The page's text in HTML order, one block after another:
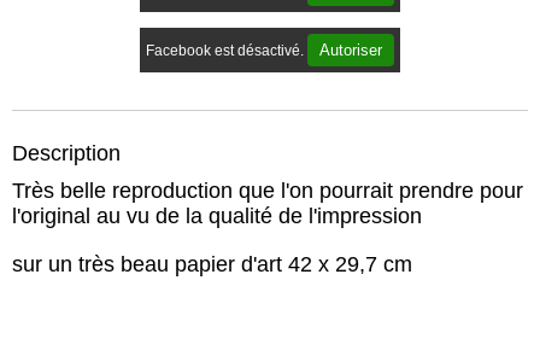
Facebook est désactivé. Autoriser
Description
Très belle reproduction que l'on pourrait prendre pour
l'original au vu de la qualité de l'impression
sur un très beau papier d'art 42 x 29,7 cm